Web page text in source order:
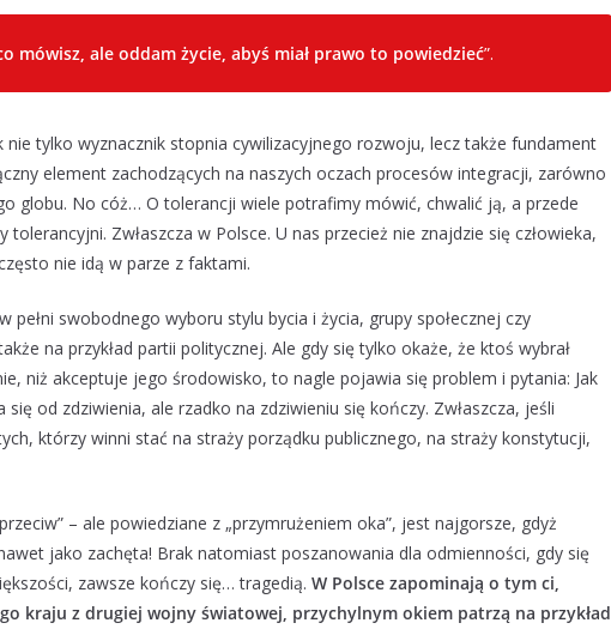
mówisz, ale oddam życie, abyś miał prawo to powiedzieć”.
tylko wyznacznik stopnia cywilizacyjnego rozwoju, lecz także fundament
element zachodzących na naszych oczach procesów integracji, zarówno
globu. No cóż… O tolerancji wiele potrafimy mówić, chwalić ją, a przede
Zwłaszcza w Polsce. U nas przecież nie znajdzie się człowieka,
nie idą w parze z faktami.
pełni swobodnego wyboru stylu bycia i życia, grupy społecznej czy
na przykład partii politycznej. Ale gdy się tylko okaże, że ktoś wybrał
niż akceptuje jego środowisko, to nagle pojawia się problem i pytania: Jak
się od zdziwienia, ale rzadko na zdziwieniu się kończy. Zwłaszcza, jeśli
którzy winni stać na straży porządku publicznego, na straży konstytucji,
– ale powiedziane z „przymrużeniem oka”, jest najgorsze, gdyż
jako zachęta! Brak natomiast poszanowania dla odmienności, gdy się
zawsze kończy się… tragedią. W Polsce zapominają o tym ci,
kraju z drugiej wojny światowej, przychylnym okiem patrzą na przykład